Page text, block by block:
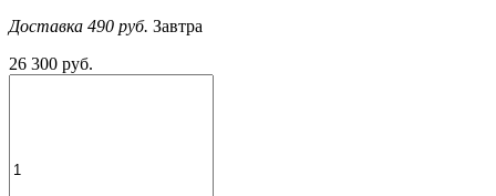
Доставка 490 руб. Завтра
26 300 руб.